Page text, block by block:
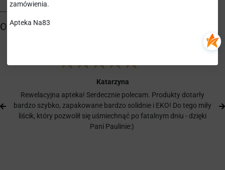
Katarzyna
Rewelacyjna apteka! Serdecznie polecam. Produkty dotarły
bardzo szybko, zapakowane bardzo solidnie i EKO! Do tego miły
liścik, który pozwolił się uśmiechnąć po fatalnym dniu - dzięki
Pani Paulinie:)
zamówienia.
Apteka Na83